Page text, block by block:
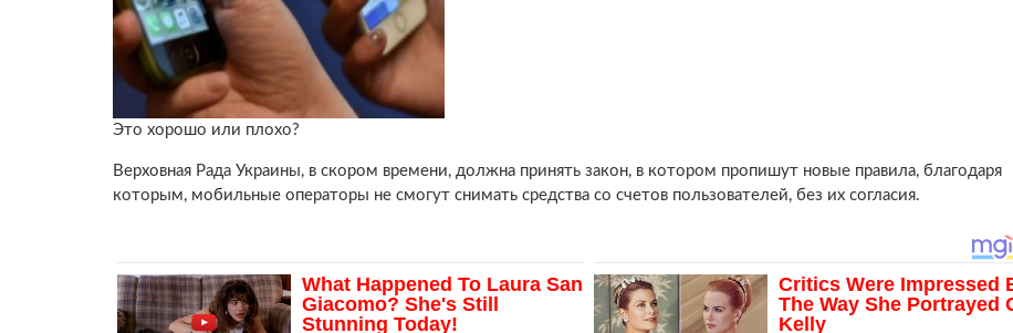
Это хорошо или плохо?
Верховная Рада Украины, в скором времени, должна принять закон, в котором пропишут новые правила, благодаря
которым, мобильные операторы не смогут снимать средства со счетов пользователей, без их согласия.